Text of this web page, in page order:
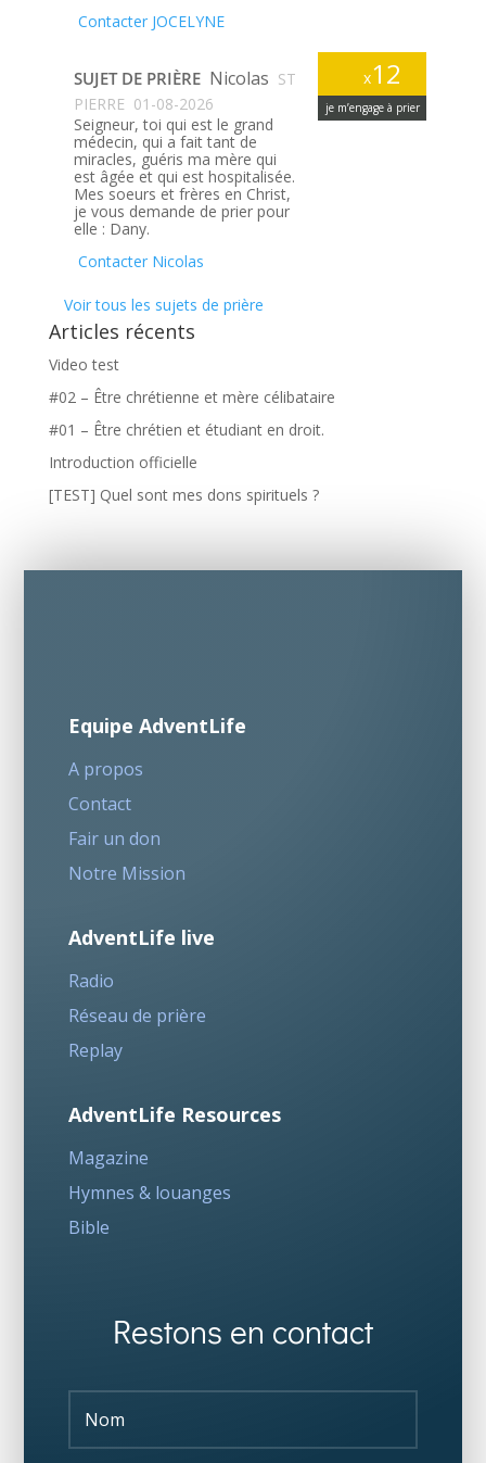
Contacter JOCELYNE
x12
je m’engage à prier
SUJET DE PRIÈRE Nicolas ST
PIERRE 01-08-2026
Seigneur, toi qui est le grand
médecin, qui a fait tant de
miracles, guéris ma mère qui
est âgée et qui est hospitalisée.
Mes soeurs et frères en Christ,
je vous demande de prier pour
elle : Dany.
Contacter Nicolas
Voir tous les sujets de prière
Articles récents
Video test
#02 – Être chrétienne et mère célibataire
#01 – Être chrétien et étudiant en droit.
Introduction officielle
[TEST] Quel sont mes dons spirituels ?
Equipe AdventLife
A propos
Contact
Fair un don
Notre Mission
AdventLife live
Radio
Réseau de prière
Replay
AdventLife Resources
Magazine
Hymnes & louanges
Bible
Restons en contact